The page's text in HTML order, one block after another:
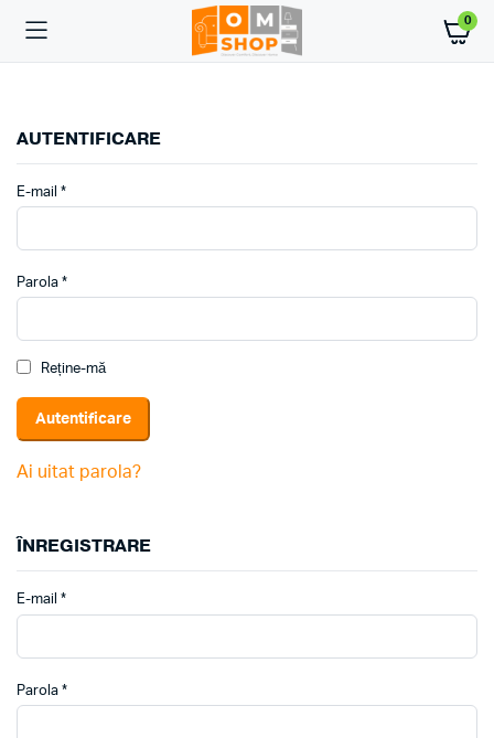
0
AUTENTIFICARE
E-mail *
Parola *
Reține-mă
Autentificare
Ai uitat parola?
ÎNREGISTRARE
E-mail *
Parola *